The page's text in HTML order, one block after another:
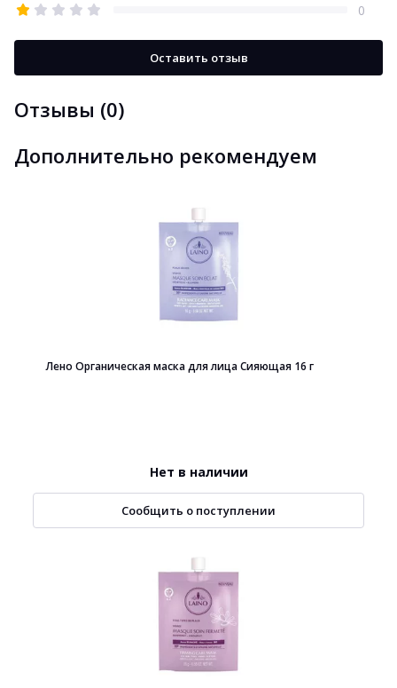
Отзывы (0)
0
Оставить отзыв
Дополнительно рекомендуем
Лено Органическая маска для лица Сияющая 16 г
Нет в наличии
Сообщить о поступлении